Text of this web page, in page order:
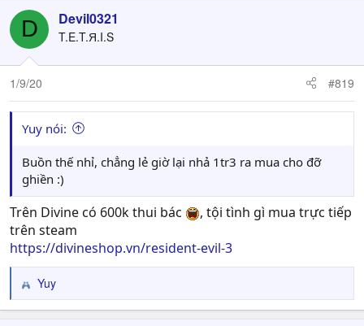
D Devil0321
T.E.T.Я.I.S
1/9/20 #819
Yuy nói:
Buồn thế nhỉ, chẳng lẻ giờ lại nhả 1tr3 ra mua cho đỡ
ghiền :)
Trên Divine có 600k thui bác
, tội tình gì mua trực tiếp
trên steam
https://divineshop.vn/resident-evil-3
R
e
Yuy